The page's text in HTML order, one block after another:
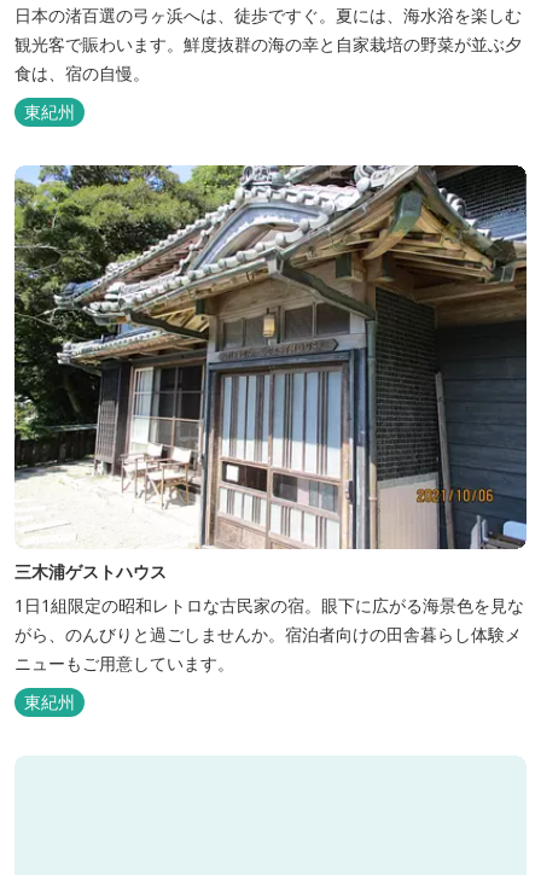
日本の渚百選の弓ヶ浜へは、徒歩ですぐ。夏には、海水浴を楽しむ
観光客で賑わいます。鮮度抜群の海の幸と自家栽培の野菜が並ぶ夕
食は、宿の自慢。
東紀州
三木浦ゲストハウス
1日1組限定の昭和レトロな古民家の宿。眼下に広がる海景色を見な
がら、のんびりと過ごしませんか。宿泊者向けの田舎暮らし体験メ
ニューもご用意しています。
東紀州